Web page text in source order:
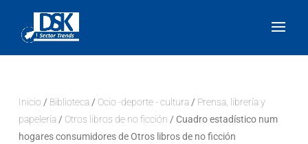
Inicio / Biblioteca/ Ocio -deporte - cultura/ Prensa, librería y
papelería/ Otros libros de no ficción / Cuadro estadístico num
hogares consumidores de Otros libros de no ficción